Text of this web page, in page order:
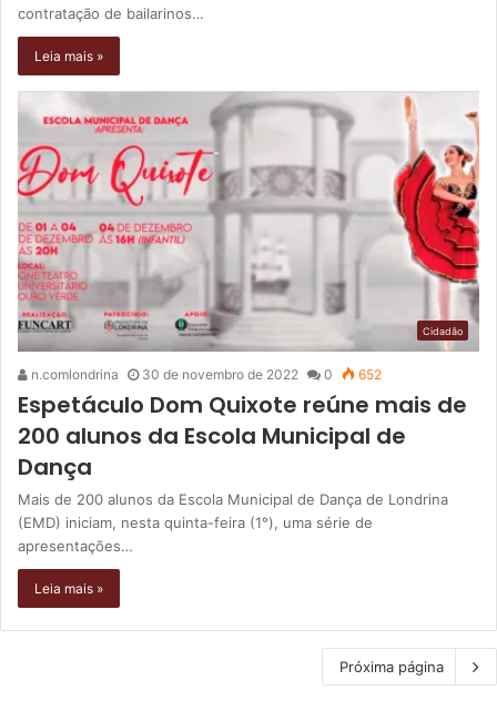
contratação de bailarinos…
Leia mais »
Cidadão
n.comlondrina 30 de novembro de 2022 0 652
Espetáculo Dom Quixote reúne mais de
200 alunos da Escola Municipal de
Dança
Mais de 200 alunos da Escola Municipal de Dança de Londrina
(EMD) iniciam, nesta quinta-feira (1°), uma série de
apresentações…
Leia mais »
Próxima página